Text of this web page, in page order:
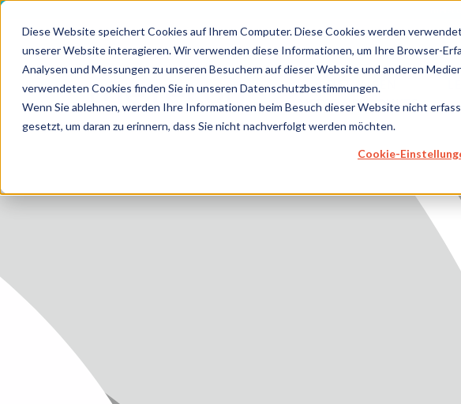
Diese Website speichert Cookies auf Ihrem Computer. Diese Cookies werden
unserer Website interagieren. Wir verwenden diese Informationen, um Ihre Browser-
Analysen und Messungen zu unseren Besuchern auf dieser Website und anderen
verwendeten Cookies finden Sie in unseren Datenschutzbestimmungen.
Wenn Sie ablehnen, werden Ihre Informationen beim Besuch dieser Website nicht
gesetzt, um daran zu erinnern, dass Sie nicht nachverfolgt werden möchten.
Cookie-
LEISTUNGEN
MEDIZINPRODUKTE
HOME
LEISTUNGEN
ZUKUNFTSSTARKE